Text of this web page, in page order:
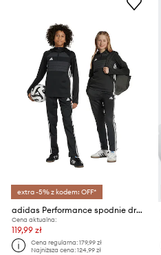
extra -5% z kodem: OFF*
adidas Performance spodnie dresowe dziecięce
Cena aktualna:
119,99 zł
Cena regularna:179,99 zł
Najniższa cena:124,99 zł